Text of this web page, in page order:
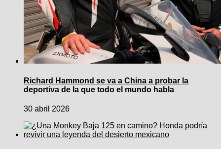
Richard Hammond se va a China a probar la
deportiva de la que todo el mundo habla
30 abril 2026